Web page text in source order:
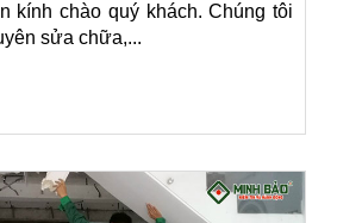
kính chào quý khách. Chúng tôi
sửa chữa,...